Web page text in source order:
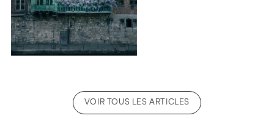
VOIR TOUS LES ARTICLES